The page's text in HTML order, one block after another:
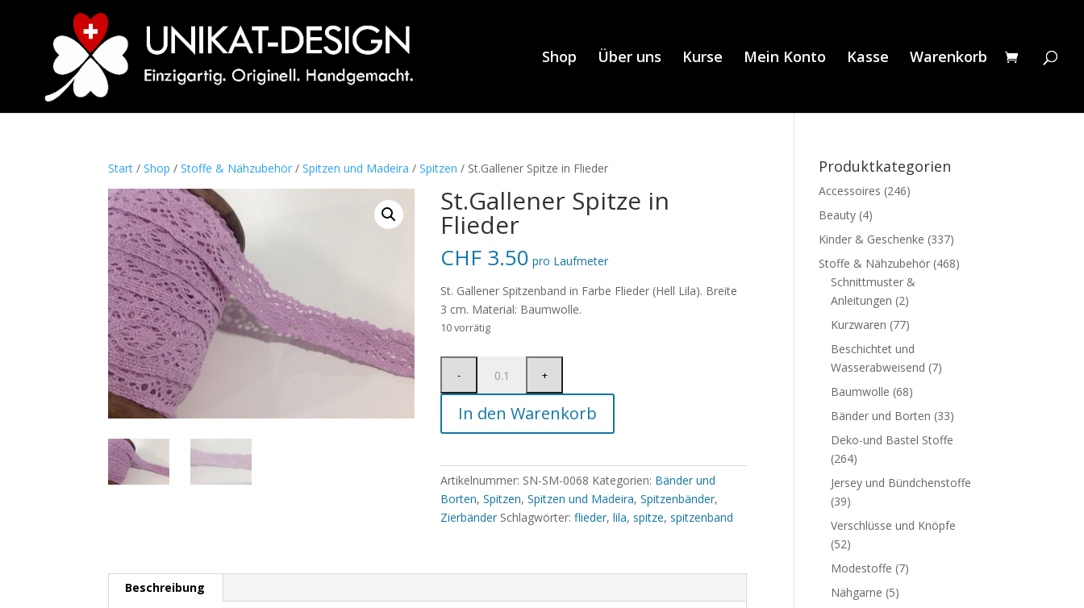
Shop Über uns Kurse Mein Konto Kasse Warenkorb
Start /Shop /Stoffe & Nähzubehör /Spitzen und Madeira /Spitzen / St.Gallener Spitze in Flieder
St.Gallener Spitze in
Flieder
CHF 3.50 pro Laufmeter
St. Gallener Spitzenband in Farbe Flieder (Hell Lila). Breite
3 cm. Material: Baumwolle.
10 vorrätig
In den Warenkorb
Artikelnummer: SN-SM-0068 Kategorien: Bänder und
Borten,Spitzen,Spitzen und Madeira,Spitzenbänder,
Zierbänder Schlagwörter:flieder,lila,spitze,spitzenband
Beschreibung
Produktkategorien
Accessoires (246)
Beauty (4)
Kinder & Geschenke (337)
Stoffe & Nähzubehör (468)
Schnittmuster &
Anleitungen (2)
Kurzwaren (77)
Beschichtet und
Wasserabweisend (7)
Baumwolle (68)
Bänder und Borten (33)
Deko-und Bastel Stoffe
(264)
Jersey und Bündchenstoffe
(39)
Verschlüsse und Knöpfe
(52)
Modestoffe (7)
Nähgarne (5)